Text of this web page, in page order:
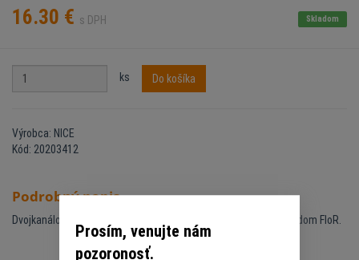
16.30 € s DPH Skladom
ks Do košíka
Výrobca: NICE
Kód: 20203412
Podrobný popis
Dvojkanálový diaľkový ovládač pre pohony NICE s plávajúcim kódom FloR.
Prosím, venujte nám
pozoronosť.